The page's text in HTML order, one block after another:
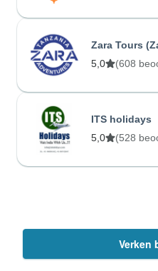
Zara Tours
5,0
(608
ITS holidays
5,0
(528
Verken